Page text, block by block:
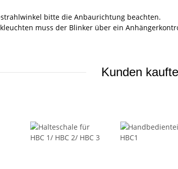
bitte die Anbaurichtung beachten.
muss der Blinker über ein
Kunden